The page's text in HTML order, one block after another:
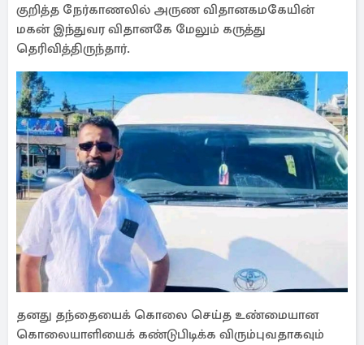
குறித்த நேர்காணலில் அருண விதானகமகேயின்
மகன் இந்துவர விதானகே மேலும் கருத்து
தெரிவித்திருந்தார்.
தனது தந்தையைக் கொலை செய்த உண்மையான
கொலையாளியைக் கண்டுபிடிக்க விரும்புவதாகவும்